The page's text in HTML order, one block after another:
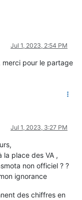
Jul 1, 2023, 2:54 PM
pour le partage
Jul 1, 2023, 3:27 PM
la place des VA ,
non officiel ? ?
ignorance
des chiffres en